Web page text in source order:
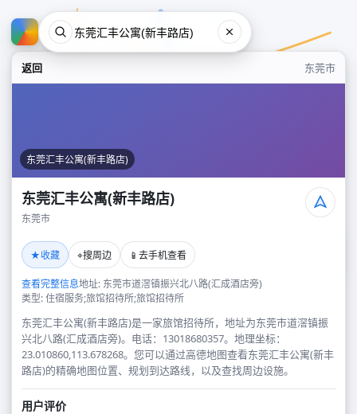
返回 东莞市
东莞汇丰公寓(新丰路店)
东莞汇丰公寓(新丰路店)
东莞市
★收藏 ⌖搜周边 📱 去手机查看
查看完整信息地址: 东莞市道滘镇振兴北八路(汇成酒店旁)
类型: 住宿服务;旅馆招待所;旅馆招待所
东莞汇丰公寓(新丰路店)是一家旅馆招待所，地址为东莞市道滘镇振
兴北八路(汇成酒店旁)。电话：13018680357。地理坐标：
23.010860,113.678268。您可以通过高德地图查看东莞汇丰公寓(新丰
路店)的精确地图位置、规划到达路线，以及查找周边设施。
用户评价